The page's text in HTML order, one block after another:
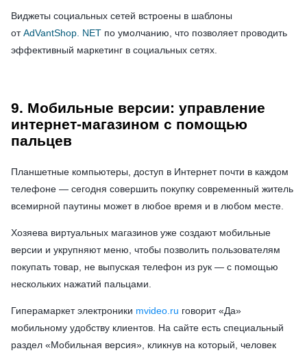
Виджеты социальных сетей встроены в шаблоны
отAdVantShop. NET по умолчанию, что позволяет проводить
эффективный маркетинг в социальных сетях.
9. Мобильные версии: управление
интернет-магазином с помощью
пальцев
Планшетные компьютеры, доступ в Интернет почти в каждом
телефоне — сегодня совершить покупку современный житель
всемирной паутины может в любое время и в любом месте.
Хозяева виртуальных магазинов уже создают мобильные
версии и укрупняют меню, чтобы позволить пользователям
покупать товар, не выпуская телефон из рук — с помощью
нескольких нажатий пальцами.
Гиперамаркет электроники mvideo.ru говорит «Да»
мобильному удобству клиентов. На сайте есть специальный
раздел «Мобильная версия», кликнув на который, человек